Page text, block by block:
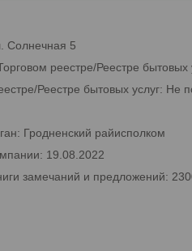
Солнечная 5
реестре/Реестре
Реестре бытовых услуг: Не
Гродненский райисполком
19.08.2022
замечаний и предложений: